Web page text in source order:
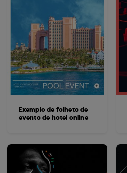
Exemplo de folheto de
evento de hotel online